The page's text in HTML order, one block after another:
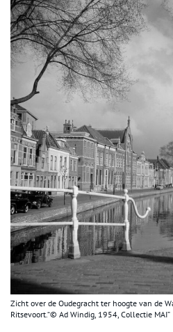
Zicht over de Oudegracht ter hoogte van de
Ritsevoort.“© Ad Windig, 1954, Collectie MAI”